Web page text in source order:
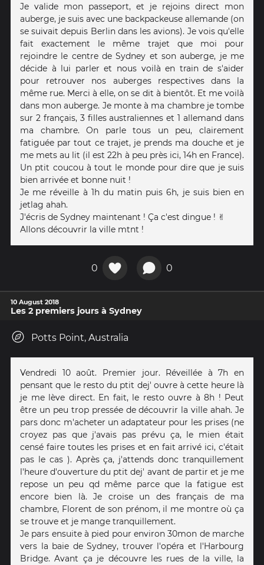
Je valide mon passeport, et je rejoins direct mon
auberge, je suis avec une backpackeuse allemande (on
se suivait depuis Berlin dans les avions). Je vois qu'elle
fait exactement le même trajet que moi pour
rejoindre le centre de Sydney et son auberge, je me
décide à lui parler et nous voilà en train de s'aider
pour retrouver nos auberges respectives dans la
même rue. Merci à elle, on se dit à bientôt. Et me voilà
dans mon auberge. Je monte à ma chambre je tombe
sur 2 français, 3 filles australiennes et 1 allemand dans
ma chambre. On parle tous un peu, clairement
fatiguée par tout ce trajet, je prends ma douche et je
me mets au lit (il est 22h à peu près ici, 14h en France).
Un ptit coucou à tout le monde pour dire que je suis
bien arrivée et bonne nuit !
Je me réveille à 1h du matin puis 6h, je suis bien en
jetlag ahah.
J'écris de Sydney maintenant ! Ça c'est dingue ! ✌️
Allons découvrir la ville mtnt !
0 0
10 August 2018
Les 2 premiers jours à Sydney
Potts Point, Australia
Vendredi 10 août. Premier jour. Réveillée à 7h en
pensant que le resto du ptit dej' ouvre à cette heure là
je me lève direct. En fait, le resto ouvre à 8h ! Peut
être un peu trop pressée de découvrir la ville ahah. Je
pars donc m'acheter un adaptateur pour les prises (ne
croyez pas que j'avais pas prévu ça, le mien était
censé faire toutes les prises et en fait arrivé ici, c'était
pas le cas ). Après ça, j'attends donc tranquillement
l'heure d'ouverture du ptit dej' avant de partir et je me
repose un peu qd même parce que la fatigue est
encore bien là. Je croise un des français de ma
chambre, Florent de son prénom, il me montre où ça
se trouve et je mange tranquillement.
Je pars ensuite à pied pour environ 30mon de marche
vers la baie de Sydney, trouver l'opéra et l'Harbourg
Bridge. Avant ça je découvre les rues de la ville, la